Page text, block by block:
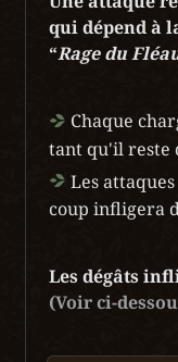
qui dépend à
“Rage du
Chaque
tant qu'il reste
Les
coup infligera
Les dégâts
(Voir ci-